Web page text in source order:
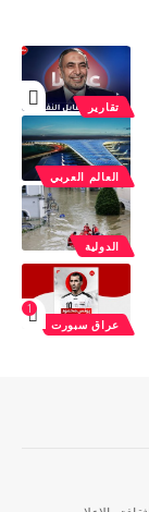
تقارير
العالم العربي
الدولية
1
عراق سبورت